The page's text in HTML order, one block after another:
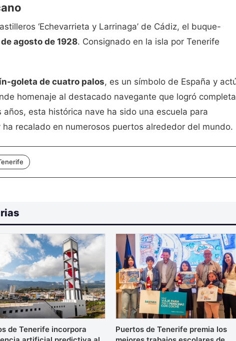
‘Echevarrieta y Larrinaga’ de Cádiz, el buque-
agosto de 1928. Consignado en la isla por Tenerife
goleta de cuatro palos, es un símbolo de España y
homenaje al destacado navegante que logró
esta histórica nave ha sido una escuela para
recalado en numerosos puertos alrededor del mundo.
de Tenerife incorpora
Puertos de Tenerife premia los